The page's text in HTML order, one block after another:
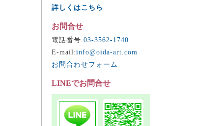
詳しくはこちら
お問合せ
電話番号:03-3562-1740
E-mail:info@oida-art.com
お問合わせフォーム
LINEでお問合せ